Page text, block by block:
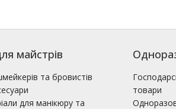
майстрів
та бровистів
для манікюру та
товари